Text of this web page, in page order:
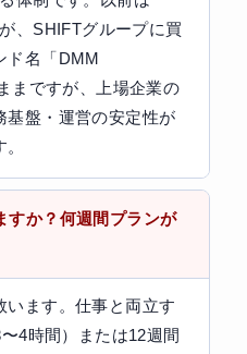
、SHIFTグループに買
ド名「DMM
まですが、上場企業の
基盤・運営の安定性が
すか？何週間プランが
います。仕事と両立す
4時間）または12週間